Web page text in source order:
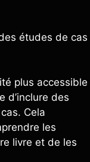
études de cas
plus accessible
d’inclure des
Cela
les
livre et de les